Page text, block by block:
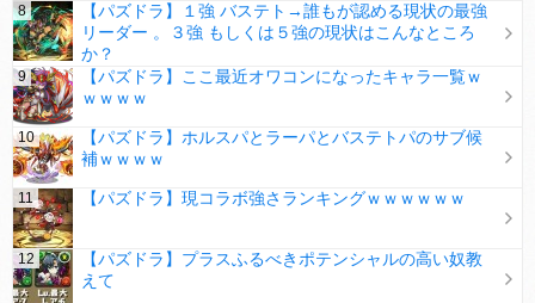
【パズドラ】１強 バステト→誰もが認める現状の最強
リーダー 。３強 もしくは５強の現状はこんなところ
か？
【パズドラ】ここ最近オワコンになったキャラ一覧ｗ
ｗｗｗｗ
【パズドラ】ホルスパとラーパとバステトパのサブ候
補ｗｗｗｗ
【パズドラ】現コラボ強さランキングｗｗｗｗｗｗ
【パズドラ】プラスふるべきポテンシャルの高い奴教
えて